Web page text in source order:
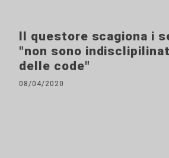
Il questore scagiona i
"non sono
delle code"
08/04/2020